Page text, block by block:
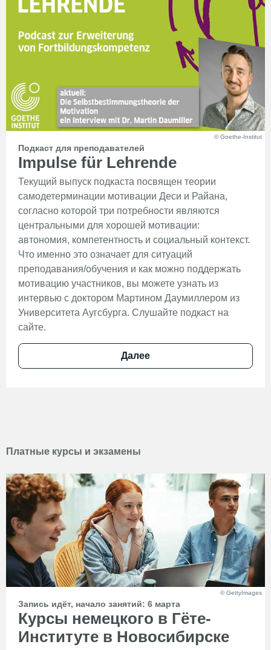
© Goethe-Institut
Подкаст для преподавателей
Impulse für Lehrende
Текущий выпуск подкаста посвящен теории
самодетерминации мотивации Деси и Райана,
согласно которой три потребности являются
центральными для хорошей мотивации:
автономия, компетентность и социальный контекст.
Что именно это означает для ситуаций
преподавания/обучения и как можно поддержать
мотивацию участников, вы можете узнать из
интервью с доктором Мартином Даумиллером из
Университета Аугсбурга. Слушайте подкаст на
сайте.
Далее
Платные курсы и экзамены
© GettyImages
Запись идёт, начало занятий: 6 марта
Курсы немецкого в Гёте-
Институте в Новосибирске